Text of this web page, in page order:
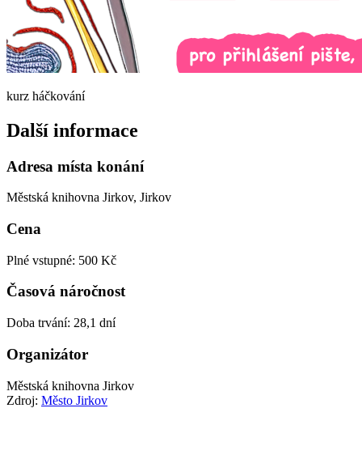
kurz háčkování
Další informace
Adresa místa konání
Městská knihovna Jirkov, Jirkov
Cena
Plné vstupné: 500 Kč
Časová náročnost
Doba trvání: 28,1 dní
Organizátor
Městská knihovna Jirkov
Zdroj: Město Jirkov